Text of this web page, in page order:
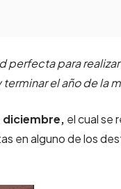
perfecta para
el año de la
diciembre, el cual se
en alguno de los